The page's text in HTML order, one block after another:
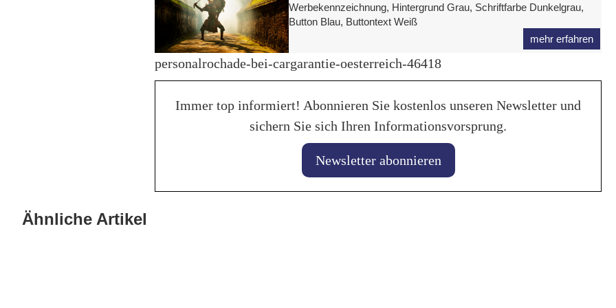
Werbekennzeichnung, Hintergrund Grau, Schriftfarbe Dunkelgrau,
Button Blau, Buttontext Weiß
mehr erfahren
personalrochade-bei-cargarantie-oesterreich-46418
Immer top informiert! Abonnieren Sie kostenlos unseren Newsletter und
sichern Sie sich Ihren Informationsvorsprung.
Newsletter abonnieren
Ähnliche Artikel
KI hilft beim perfekten
28. Januar 2026
Balancing von
Liqui Moly